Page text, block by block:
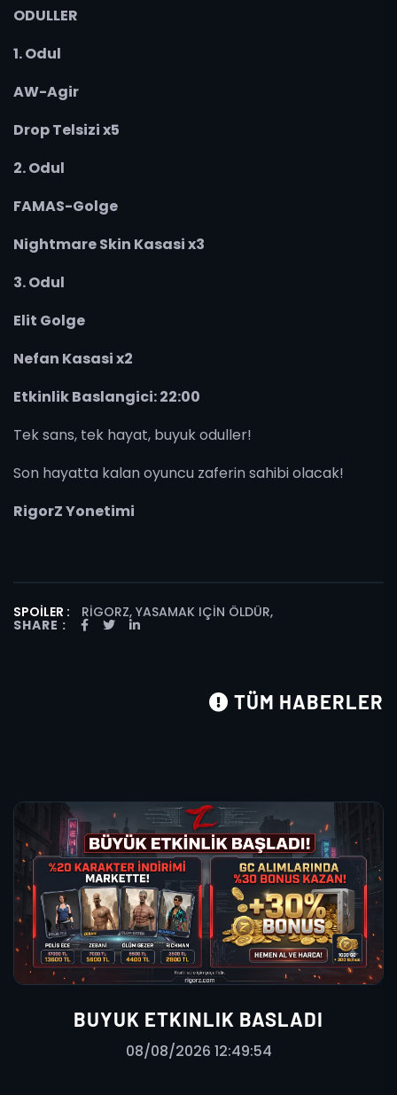
ODULLER
1. Odul
AW-Agir
Drop Telsizi x5
2. Odul
FAMAS-Golge
Nightmare Skin Kasasi x3
3. Odul
Elit Golge
Nefan Kasasi x2
Etkinlik Baslangici: 22:00
Tek sans, tek hayat, buyuk oduller!
Son hayatta kalan oyuncu zaferin sahibi olacak!
RigorZ Yonetimi
SPOILER : RIGORZ, YASAMAK IÇIN ÖLDÜR,
SHARE :
TÜM HABERLER
BUYUK ETKINLIK BASLADI
08/08/2026 12:49:54